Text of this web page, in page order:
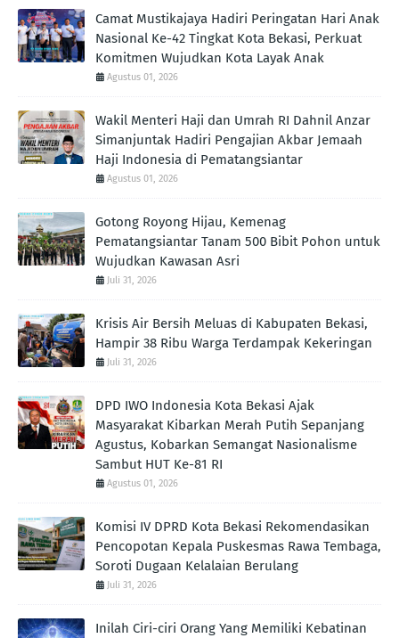
Camat Mustikajaya Hadiri Peringatan Hari Anak
Nasional Ke-42 Tingkat Kota Bekasi, Perkuat
Komitmen Wujudkan Kota Layak Anak
Agustus 01, 2026
Wakil Menteri Haji dan Umrah RI Dahnil Anzar
Simanjuntak Hadiri Pengajian Akbar Jemaah
Haji Indonesia di Pematangsiantar
Agustus 01, 2026
Gotong Royong Hijau, Kemenag
Pematangsiantar Tanam 500 Bibit Pohon untuk
Wujudkan Kawasan Asri
Juli 31, 2026
Krisis Air Bersih Meluas di Kabupaten Bekasi,
Hampir 38 Ribu Warga Terdampak Kekeringan
Juli 31, 2026
DPD IWO Indonesia Kota Bekasi Ajak
Masyarakat Kibarkan Merah Putih Sepanjang
Agustus, Kobarkan Semangat Nasionalisme
Sambut HUT Ke-81 RI
Agustus 01, 2026
Komisi IV DPRD Kota Bekasi Rekomendasikan
Pencopotan Kepala Puskesmas Rawa Tembaga,
Soroti Dugaan Kelalaian Berulang
Juli 31, 2026
Inilah Ciri-ciri Orang Yang Memiliki Kebatinan